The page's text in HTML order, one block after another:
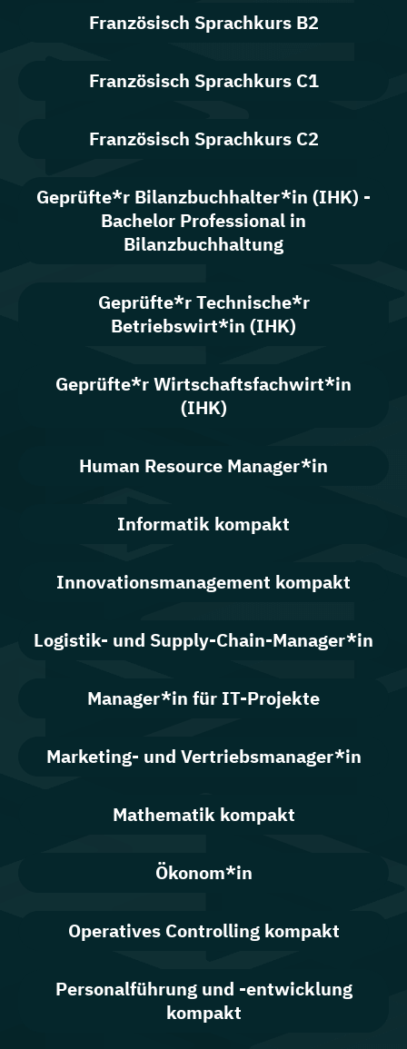
Französisch Sprachkurs B2
Französisch Sprachkurs C1
Französisch Sprachkurs C2
Geprüfte*r Bilanzbuchhalter*in (IHK) -
Bachelor Professional in
Bilanzbuchhaltung
Geprüfte*r Technische*r
Betriebswirt*in (IHK)
Geprüfte*r Wirtschaftsfachwirt*in
(IHK)
Human Resource Manager*in
Informatik kompakt
Innovationsmanagement kompakt
Logistik- und Supply-Chain-Manager*in
Manager*in für IT-Projekte
Marketing- und Vertriebsmanager*in
Mathematik kompakt
Ökonom*in
Operatives Controlling kompakt
Personalführung und -entwicklung
kompakt